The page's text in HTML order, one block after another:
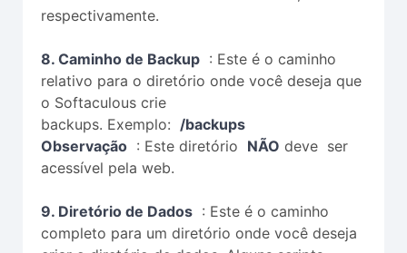
respectivamente.
8. Caminho de Backup : Este é o caminho
relativo para o diretório onde você deseja que
o Softaculous crie
backups. Exemplo: /backups
Observação : Este diretório NÃO deve ser
acessível pela web.
9. Diretório de Dados : Este é o caminho
completo para um diretório onde você deseja